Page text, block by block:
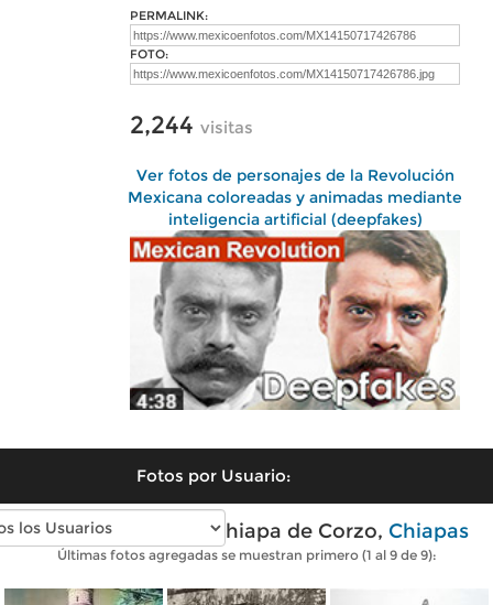
PERMALINK:
FOTO:
2,244 visitas
Ver fotos de personajes de la Revolución
Mexicana coloreadas y animadas mediante
inteligencia artificial (deepfakes)
Fotos por Usuario:
Fotos antiguas de Chiapa de Corzo, Chiapas
Últimas fotos agregadas se muestran primero (1 al 9 de 9):